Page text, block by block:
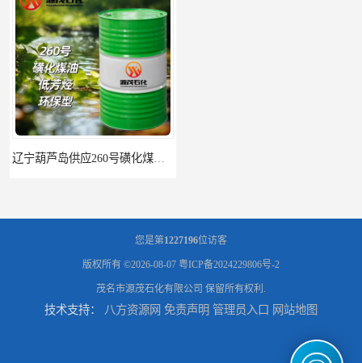
您是第1227196位访客
版权所有 ©2026-08-07 粤ICP备2024229806号-2
茂名市源茂石化有限公司 保留所有权利.
技术支持： 八方资源网 免责声明 管理员入口 网站地图